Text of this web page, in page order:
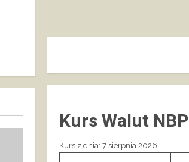
Kurs Walut NBP
Kurs z dnia: 7 sierpnia 2026